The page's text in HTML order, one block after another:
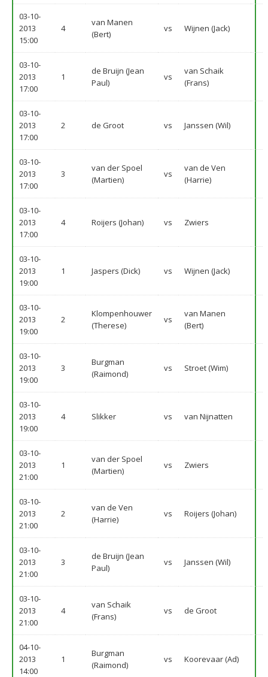
03-10-
2013
15:00
4
van Manen
(Bert)
vs Wijnen (Jack)
03-10-
2013
17:00
1
de Bruijn (Jean
Paul)
vs
van Schaik
(Frans)
03-10-
2013
17:00
2 de Groot vs Janssen (Wil)
03-10-
2013
17:00
3
van der Spoel
(Martien)
vs
van de Ven
(Harrie)
03-10-
2013
17:00
4 Roijers (Johan) vs Zwiers
03-10-
2013
19:00
1 Jaspers (Dick) vs Wijnen (Jack)
03-10-
2013
19:00
2
Klompenhouwer
(Therese)
vs
van Manen
(Bert)
03-10-
2013
19:00
3
Burgman
(Raimond)
vs Stroet (Wim)
03-10-
2013
19:00
4 Slikker vs van Nijnatten
03-10-
2013
21:00
1
van der Spoel
(Martien)
vs Zwiers
03-10-
2013
21:00
2
van de Ven
(Harrie)
vs Roijers (Johan)
03-10-
2013
21:00
3
de Bruijn (Jean
Paul)
vs Janssen (Wil)
03-10-
2013
21:00
4
van Schaik
(Frans)
vs de Groot
04-10-
2013
14:00
1
Burgman
(Raimond)
vs Koorevaar (Ad)